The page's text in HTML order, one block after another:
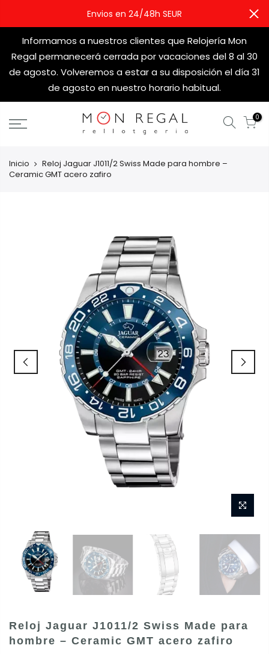
Envios en 24/48h SEUR
Informamos a nuestros clientes que Relojería Mon
Regal permanecerá cerrada por vacaciones del 8 al 30
de agosto. Volveremos a estar a su disposición el día 31
de agosto en nuestro horario habitual.
0
Inicio
Reloj Jaguar J1011/2 Swiss Made para hombre –
Ceramic GMT acero zafiro
Reloj Jaguar J1011/2 Swiss Made para
hombre – Ceramic GMT acero zafiro